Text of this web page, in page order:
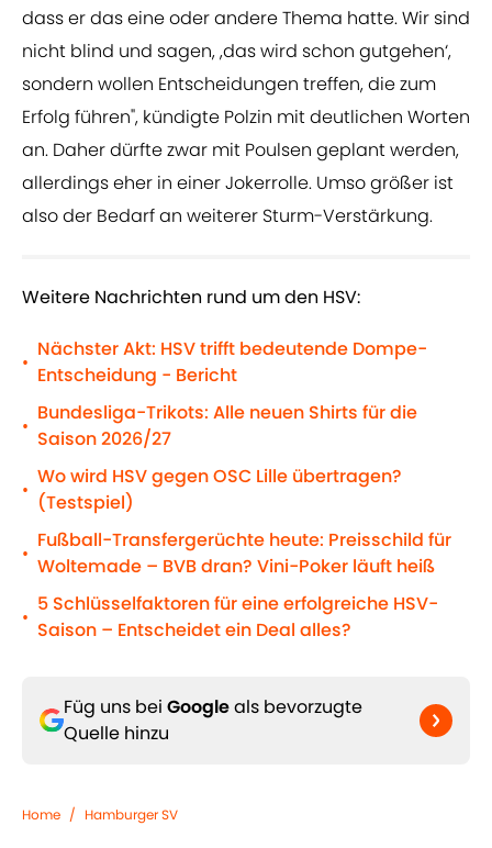
dass er das eine oder andere Thema hatte. Wir sind
nicht blind und sagen, ,das wird schon gutgehen‘,
sondern wollen Entscheidungen treffen, die zum
Erfolg führen", kündigte Polzin mit deutlichen Worten
an. Daher dürfte zwar mit Poulsen geplant werden,
allerdings eher in einer Jokerrolle. Umso größer ist
also der Bedarf an weiterer Sturm-Verstärkung.
Weitere Nachrichten rund um den HSV:
•
Nächster Akt: HSV trifft bedeutende Dompe-
Entscheidung - Bericht
•
Bundesliga-Trikots: Alle neuen Shirts für die
Saison 2026/27
•
Wo wird HSV gegen OSC Lille übertragen?
(Testspiel)
•
Fußball-Transfergerüchte heute: Preisschild für
Woltemade – BVB dran? Vini-Poker läuft heiß
•
5 Schlüsselfaktoren für eine erfolgreiche HSV-
Saison – Entscheidet ein Deal alles?
Füg uns bei Googleals bevorzugte
Quelle hinzu
Home / Hamburger SV